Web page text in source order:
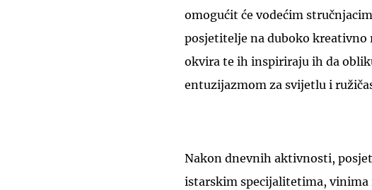
omogućit će vodećim
posjetitelje na duboko
okvira te ih inspiriraju ih da
entuzijazmom za svijetlu i
Nakon dnevnih aktivnosti,
istarskim specijalitetima, vinima